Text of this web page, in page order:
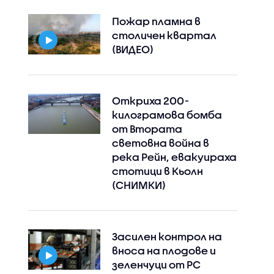
Пожар пламна в
столичен квартал
(ВИДЕО)
Откриха 200-
килограмова бомба
от Втората
световна война в
река Рейн, евакуираха
стотици в Кьолн
(СНИМКИ)
Засилен контрол на
вноса на плодове и
зеленчуци от РС